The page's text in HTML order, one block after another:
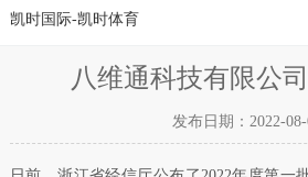
凯时国际-凯时体育
公司动态 媒体报道
八维通科技有限公
发布日期：2022-